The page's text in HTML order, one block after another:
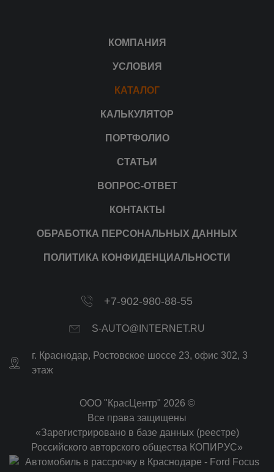
КОМПАНИЯ
УСЛОВИЯ
КАТАЛОГ
КАЛЬКУЛЯТОР
ПОРТФОЛИО
СТАТЬИ
ВОПРОС-ОТВЕТ
КОНТАКТЫ
ОБРАБОТКА ПЕРСОНАЛЬНЫХ ДАННЫХ
ПОЛИТИКА КОНФИДЕНЦИАЛЬНОСТИ
+7-902-980-88-55
S-AUTO@INTERNET.RU
г. Краснодар, Ростовское шоссе 23, офис 302, 3
этаж
ООО "КрасЦентр" 2026 ©
Все права защищены
«Зарегистрировано в базе данных (реестре)
Российского авторского общества КОПИРУС»